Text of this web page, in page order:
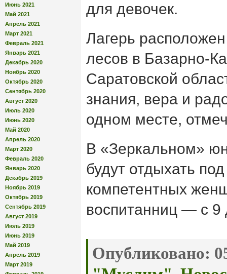
Июнь 2021
Май 2021
Апрель 2021
Март 2021
Февраль 2021
Январь 2021
Декабрь 2020
Ноябрь 2020
Октябрь 2020
Сентябрь 2020
Август 2020
Июль 2020
Июнь 2020
Май 2020
Апрель 2020
Март 2020
Февраль 2020
Январь 2020
Декабрь 2019
Ноябрь 2019
Октябрь 2019
Сентябрь 2019
Август 2019
Июль 2019
Июнь 2019
Май 2019
Апрель 2019
Март 2019
для девочек.
Лагерь
лесов в Базарно-
Саратовской
знания, вера и
одном месте,
В «Зеркальном»
будут отдыхать
компетентных
воспитанниц — с 9
Опубликовано: